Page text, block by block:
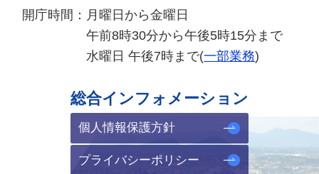
開庁時間： 月曜日から金曜日
午前8時30分から午後5時15分まで
水曜日 午後7時まで(一部業務)
総合インフォメーション
個人情報保護方針
プライバシーポリシー